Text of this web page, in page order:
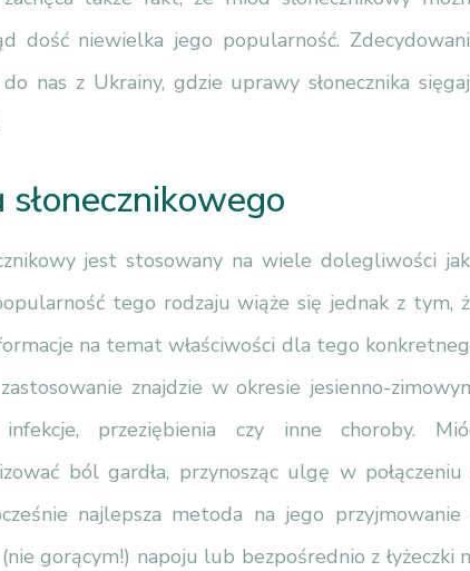
dość niewielka jego popularność.
nas z Ukrainy, gdzie uprawy słonecznika
jest stosowany na wiele dolegliwości
tego rodzaju wiąże się jednak z tym,
na temat właściwości dla tego
znajdzie w okresie jesienno-
przeziębienia czy inne choroby.
ból gardła, przynosząc ulgę w połączeniu
najlepsza metoda na jego przyjmowanie
gorącym!) napoju lub bezpośrednio z łyżeczki